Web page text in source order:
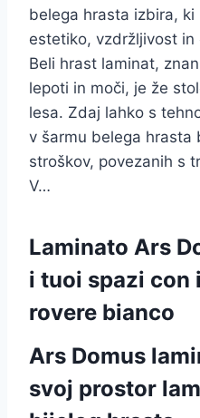
belega hrasta izbira,
estetiko, vzdržljivost
Beli hrast laminat,
lepoti in moči, je že
lesa. Zdaj lahko s
v šarmu belega hrasta
stroškov, povezanih s
V…
Laminato Ars
i tuoi spazi con
rovere bianco
Ars Domus
svoj prostor